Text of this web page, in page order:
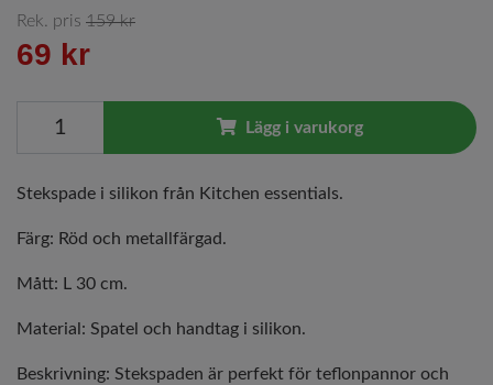
Rek. pris 159 kr
69 kr
Lägg i varukorg
Stekspade i silikon från Kitchen essentials.
Färg: Röd och metallfärgad.
Mått: L 30 cm.
Material: Spatel och handtag i silikon.
Beskrivning: Stekspaden är perfekt för teflonpannor och